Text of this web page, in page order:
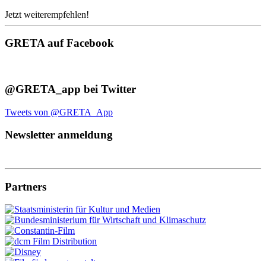
Jetzt weiterempfehlen!
GRETA auf Facebook
@GRETA_app bei Twitter
Tweets von @GRETA_App
Newsletter anmeldung
Partners